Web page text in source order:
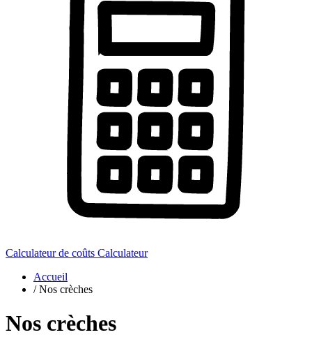
Calculateur de coûts Calculateur
Accueil
/ Nos crèches
Nos crèches